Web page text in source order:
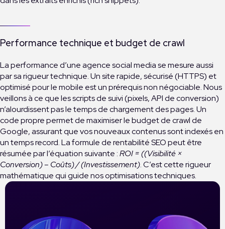
Performance technique et budget de crawl
La performance d’une agence social media se mesure aussi
par sa rigueur technique. Un site rapide, sécurisé (HTTPS) et
optimisé pour le mobile est un prérequis non négociable. Nous
veillons à ce que les scripts de suivi (pixels, API de conversion)
n’alourdissent pas le temps de chargement des pages. Un
code propre permet de maximiser le budget de crawl de
Google, assurant que vos nouveaux contenus sont indexés en
un temps record. La formule de rentabilité SEO peut être
résumée par l’équation suivante :ROI = ((Visibilité ×
Conversion) – Coûts) / (Investissement). C’est cette rigueur
mathématique qui guide nos optimisations techniques.